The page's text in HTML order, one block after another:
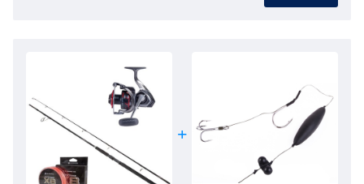
- Potente frizione multi-disc
- Sigillato contro sporco e umidità
Lenza Intrecciata per Pesci Gatto Ultimate Catstrike X8
- Lunghezza: 300m
- Colore: rosa nebbia
- Lenza intrecciata in PE 8X